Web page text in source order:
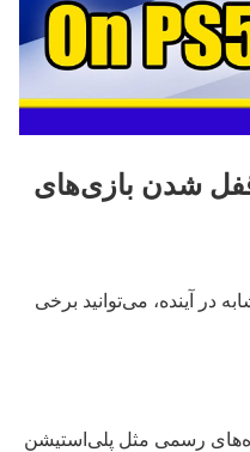
شدن بازی‌های
در آینده، می‌توانید برخی
رسمی مثل پلی‌استیشن